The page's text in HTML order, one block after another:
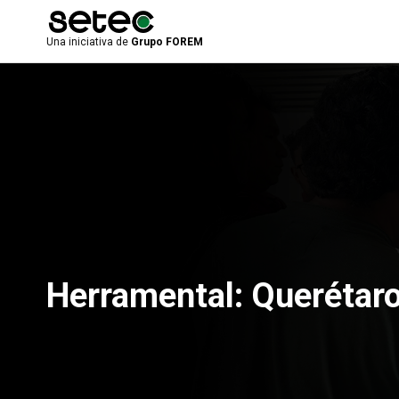
Una iniciativa de Grupo FOREM
Herramental: